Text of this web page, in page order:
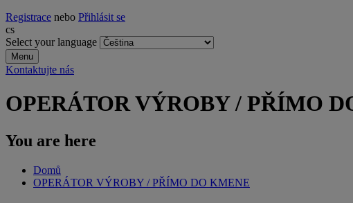
Registrace nebo Přihlásit se
cs
Select your language
Menu
Kontaktujte nás
OPERÁTOR VÝROBY / PŘÍMO
You are here
Domů
OPERÁTOR VÝROBY / PŘÍMO DO KMENE